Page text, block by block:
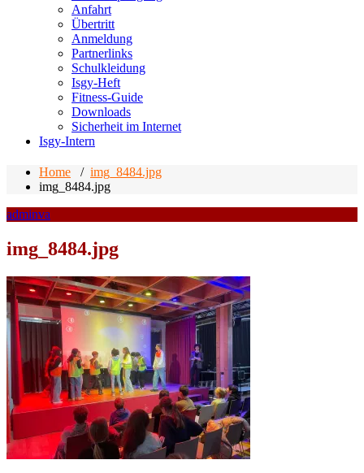
Anfahrt
Übertritt
Anmeldung
Partnerlinks
Schulkleidung
Isgy-Heft
Fitness-Guide
Downloads
Sicherheit im Internet
Isgy-Intern
Home / img_8484.jpg
img_8484.jpg
adminva
img_8484.jpg